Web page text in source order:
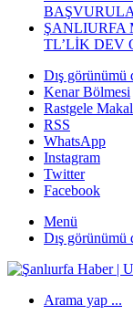
ŞANLIURFA
TL’LİK DEV
Dış görünümü
Kenar Bölmesi
Rastgele
RSS
WhatsApp
Instagram
Twitter
Facebook
Menü
Dış görünümü
Arama yap ...